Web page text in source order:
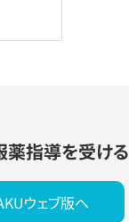
薬指導を受ける
ウェブ版へ